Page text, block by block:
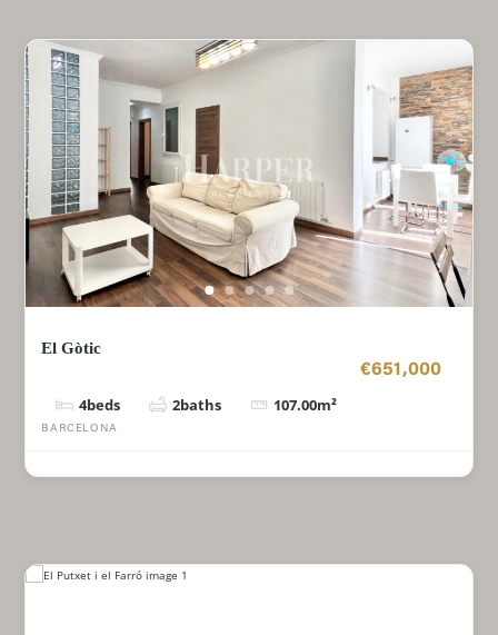
El Gòtic
€651,000
4beds 2baths 107.00m²
BARCELONA